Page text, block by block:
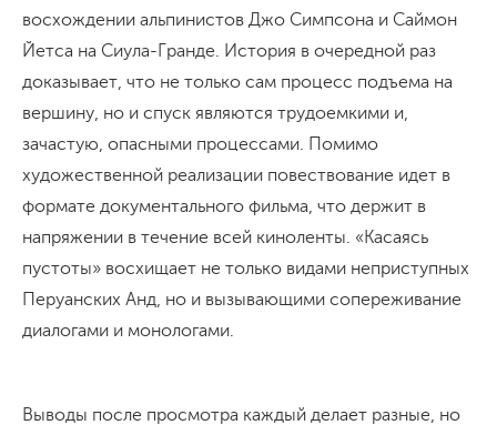
восхождении альпинистов Джо Симпсона и Саймон
Йетса на Сиула-Гранде. История в очередной раз
доказывает, что не только сам процесс подъема на
вершину, но и спуск являются трудоемкими и,
зачастую, опасными процессами. Помимо
художественной реализации повествование идет в
формате документального фильма, что держит в
напряжении в течение всей киноленты. «Касаясь
пустоты» восхищает не только видами неприступных
Перуанских Анд, но и вызывающими сопереживание
диалогами и монологами.
Выводы после просмотра каждый делает разные, но